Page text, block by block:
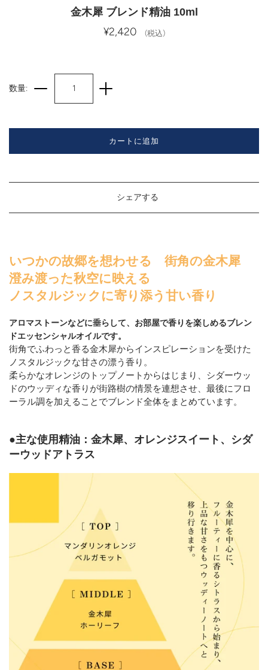
金木犀 ブレンド精油 10ml
¥2,420 (税込)
数量:
カートに追加
シェアする
いつかの故郷を想わせる 街角の金木犀
澄み渡った秋空に映える
ノスタルジックに寄り添う甘い香り
アロマストーンなどに垂らして、お部屋で香りを楽しめるブレン
ドエッセンシャルオイルです。
街角でふわっと香る金木犀からインスピレーションを受けた
ノスタルジックな甘さの漂う香り。
柔らかなオレンジのトップノートからはじまり、シダーウッ
ドのウッディな香りが街路樹の情景を連想させ、最後にフロ
ーラル調を加えることでブレンド全体をまとめています。
●主な使用精油：金木犀、オレンジスイート、シダ
ーウッドアトラス